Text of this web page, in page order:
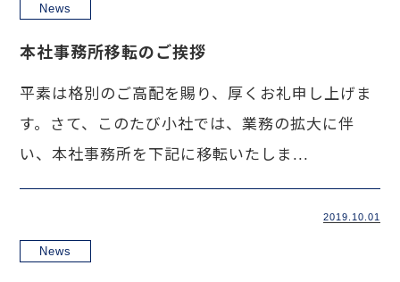
News
本社事務所移転のご挨拶
平素は格別のご高配を賜り、厚くお礼申し上げま
す。さて、このたび小社では、業務の拡大に伴
い、本社事務所を下記に移転いたしま...
2019.10.01
News